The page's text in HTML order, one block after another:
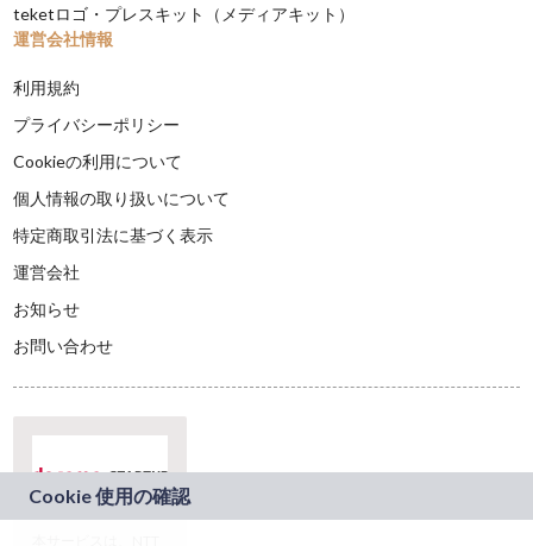
teketロゴ・プレスキット（メディアキット）
運営会社情報
利用規約
プライバシーポリシー
Cookieの利用について
個人情報の取り扱いについて
特定商取引法に基づく表示
運営会社
お知らせ
お問い合わせ